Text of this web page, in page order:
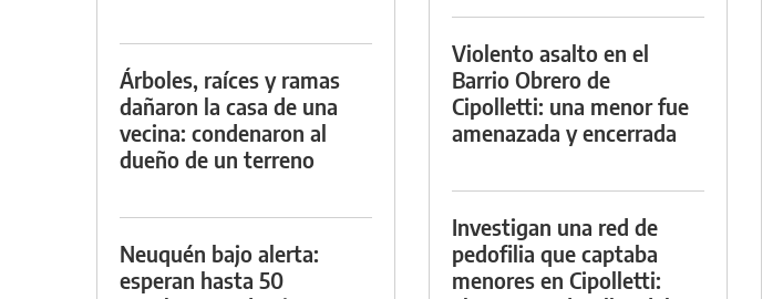
Árboles, raíces y ramas
dañaron la casa de una
vecina: condenaron al
dueño de un terreno
Neuquén bajo alerta:
esperan hasta 50
Violento asalto en el
Barrio Obrero de
Cipolletti: una menor fue
amenazada y encerrada
Investigan una red de
pedofilia que captaba
menores en Cipolletti: